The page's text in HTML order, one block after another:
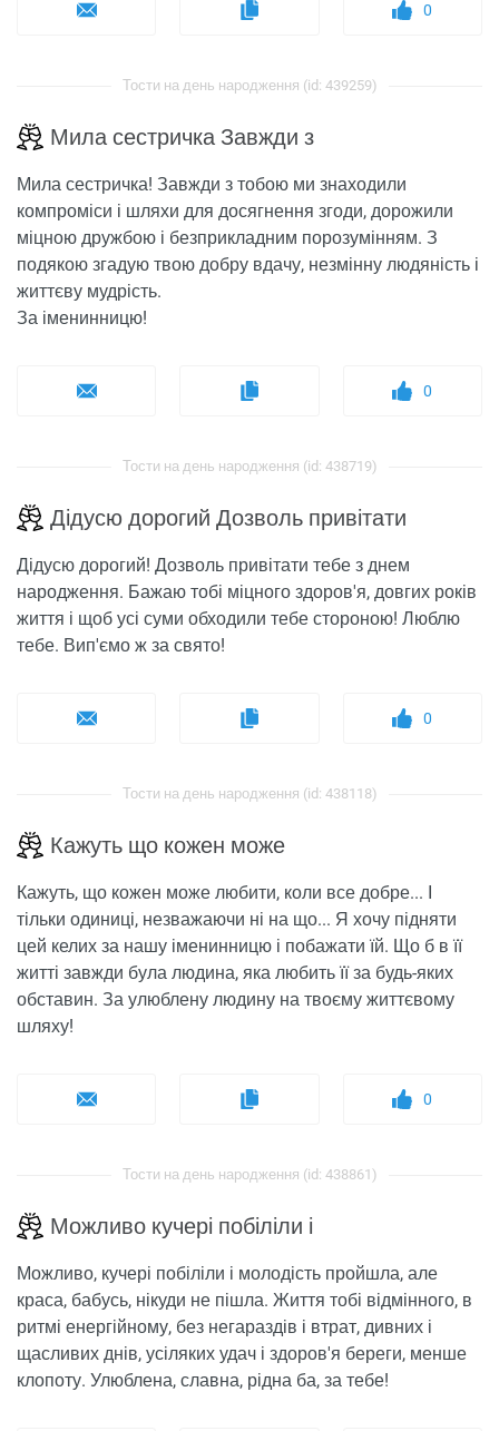
0
Тости на день народження (id: 439259)
Мила сестричка Завжди з
Мила сестричка! Завжди з тобою ми знаходили
компроміси і шляхи для досягнення згоди, дорожили
міцною дружбою і безприкладним порозумінням. З
подякою згадую твою добру вдачу, незмінну людяність і
життєву мудрість.
За іменинницю!
0
Тости на день народження (id: 438719)
Дідусю дорогий Дозволь привітати
Дідусю дорогий! Дозволь привітати тебе з днем ​​
народження. Бажаю тобі міцного здоров'я, довгих років
життя і щоб усі суми обходили тебе стороною! Люблю
тебе. Вип'ємо ж за свято!
0
Тости на день народження (id: 438118)
Кажуть що кожен може
Кажуть, що кожен може любити, коли все добре... І
тільки одиниці, незважаючи ні на що... Я хочу підняти
цей келих за нашу іменинницю і побажати їй. Що б в її
житті завжди була людина, яка любить її за будь-яких
обставин. За улюблену людину на твоєму життєвому
шляху!
0
Тости на день народження (id: 438861)
Можливо кучері побіліли і
Можливо, кучері побіліли і молодість пройшла, але
краса, бабусь, нікуди не пішла. Життя тобі відмінного, в
ритмі енергійному, без негараздів і втрат, дивних і
щасливих днів, усіляких удач і здоров'я береги, менше
клопоту. Улюблена, славна, рідна ба, за тебе!